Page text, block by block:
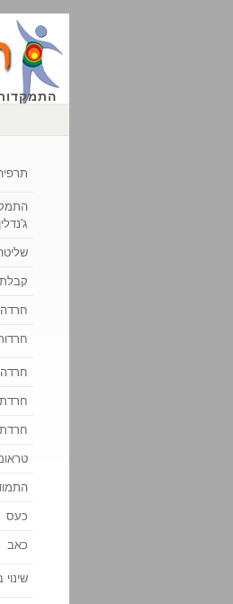
ג'נדלין
חרדה
כעס
כאב
שינוי